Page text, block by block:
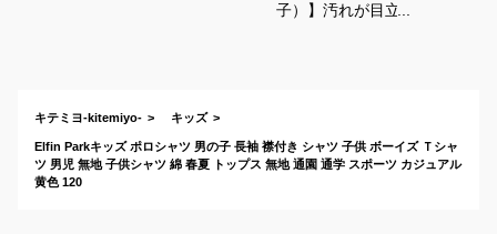
子）】汚れが目立た
キテミヨ-kitemiyo- キッズ
Elfin Parkキッズ ポロシャツ 男の子 長袖 襟付き シャツ 子供 ボーイズ Ｔシャ
ツ 男児 無地 子供シャツ 綿 春夏 トップス 無地 通園 通学 スポーツ カジュアル
黄色 120